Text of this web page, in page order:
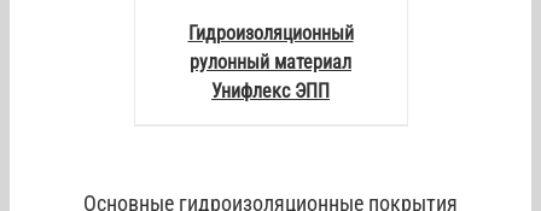
Гидроизоляционный
рулонный материал
Унифлекс ЭПП
Основные гидроизоляционные покрытия